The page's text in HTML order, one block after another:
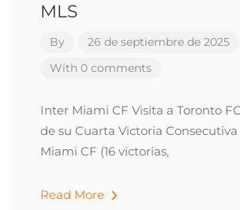
MLS
By
26 de septiembre de 2025
With 0 comments
Inter Miami CF Visita a Toronto
de su Cuarta Victoria
Miami CF (16 victorias,
Read More